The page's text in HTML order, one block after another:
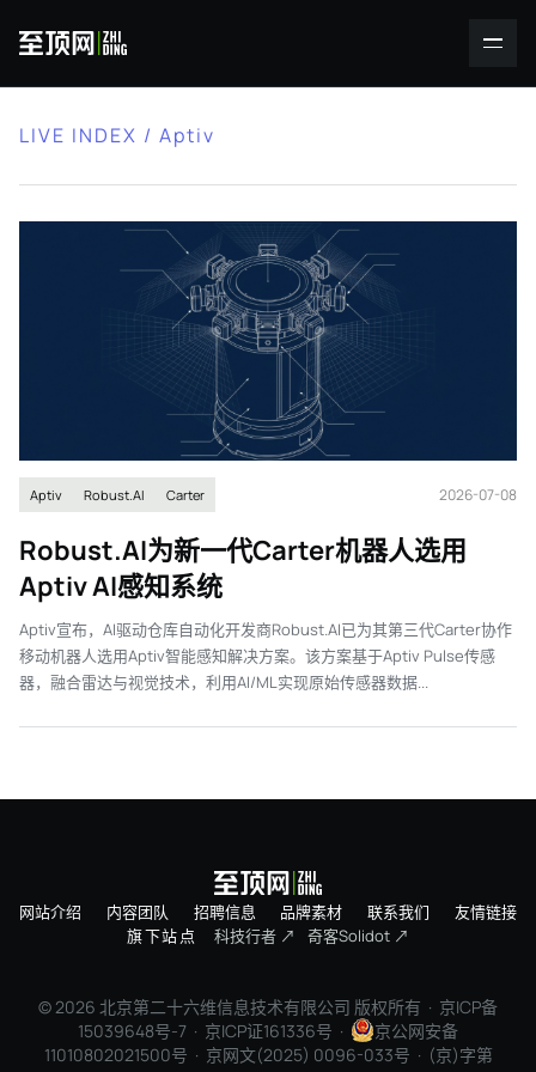
LIVE INDEX / Aptiv
Aptiv Robust.AI Carter 2026-07-08
Robust.AI为新一代Carter机器人选用
Aptiv AI感知系统
Aptiv宣布，AI驱动仓库自动化开发商Robust.AI已为其第三代Carter协作
移动机器人选用Aptiv智能感知解决方案。该方案基于Aptiv Pulse传感
器，融合雷达与视觉技术，利用AI/ML实现原始传感器数据...
网站介绍 内容团队 招聘信息 品牌素材 联系我们
友情链接
旗下站点
科技行者 ↗ 奇客Solidot ↗
© 2026 北京第二十六维信息技术有限公司 版权所有 · 京ICP备
15039648号-7 · 京ICP证161336号 ·
京公网安备
11010802021500号 · 京网文(2025) 0096-033号 · (京)字第